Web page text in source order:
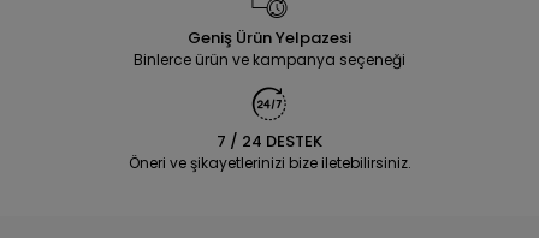
Geniş Ürün Yelpazesi
Binlerce ürün ve kampanya seçeneği
7 / 24 DESTEK
Öneri ve şikayetlerinizi bize iletebilirsiniz.